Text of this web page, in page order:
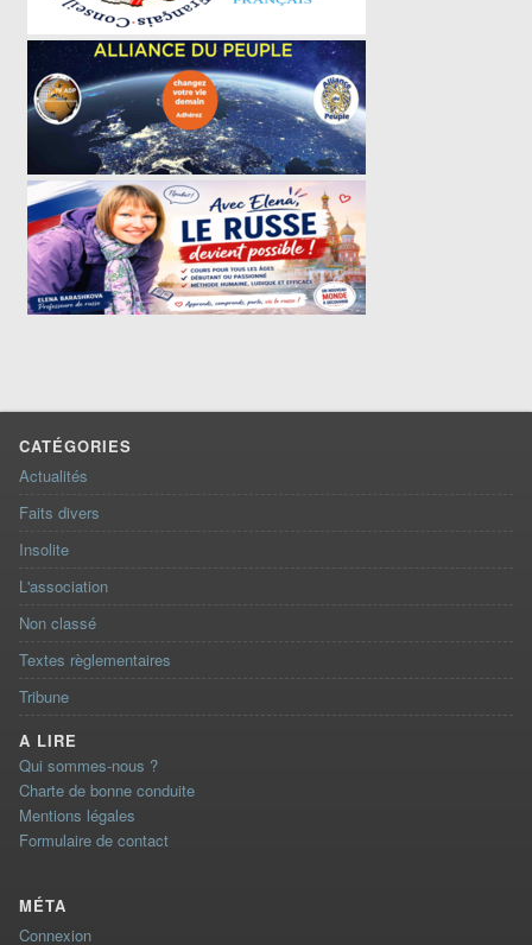
CATÉGORIES
Actualités
Faits divers
Insolite
L'association
Non classé
Textes règlementaires
Tribune
A LIRE
Qui sommes-nous ?
Charte de bonne conduite
Mentions légales
Formulaire de contact
MÉTA
Connexion